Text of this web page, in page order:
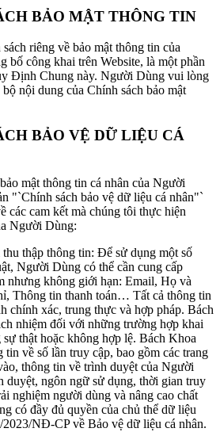
BẢO MẬT THÔNG TIN
riêng về bảo mật thông tin của
bố công khai trên Website, là một phần
Định Chung này. Người Dùng vui lòng
nội dung của Chính sách bảo mật
BẢO VỆ DỮ LIỆU CÁ
mật thông tin cá nhân của Người
"`Chính sách bảo vệ dữ liệu cá nhân"`
các cam kết mà chúng tôi thực hiện
Người Dùng:
thập thông tin: Để sử dụng một số
Người Dùng có thể cần cung cấp
nhưng không giới hạn: Email, Họ và
Thông tin thanh toán… Tất cả thông tin
chính xác, trung thực và hợp pháp. Bách
nhiệm đối với những trường hợp khai
thật hoặc không hợp lệ. Bách Khoa
tin về số lần truy cập, bao gồm các trang
thông tin về trình duyệt của Người
duyệt, ngôn ngữ sử dụng, thời gian truy
nghiệm người dùng và nâng cao chất
có đầy đủ quyền của chủ thể dữ liệu
NĐ-CP về Bảo vệ dữ liệu cá nhân.